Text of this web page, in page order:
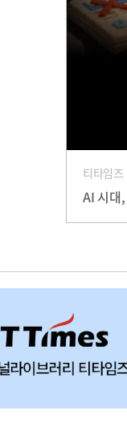
티타임
AI 시대